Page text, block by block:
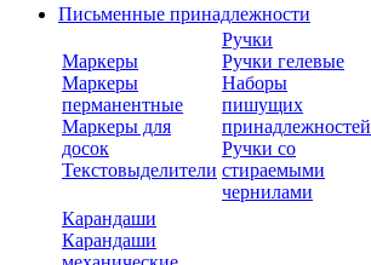
Письменные принадлежности
Маркеры
Маркеры
перманентные
Маркеры для
досок
Текстовыделители
Ручки
Ручки гелевые
Наборы
пишущих
принадлежностей
Ручки со
стираемыми
чернилами
Карандаши
Карандаши